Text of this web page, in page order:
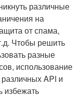
различные
на
от спама,
Чтобы решить
разные
использование
API и
избежать